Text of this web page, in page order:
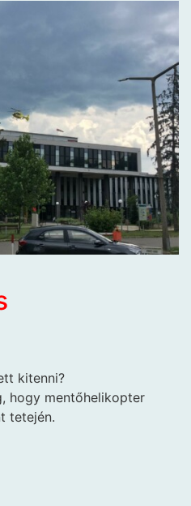
kitenni?
hogy mentőhelikopter
tetején.